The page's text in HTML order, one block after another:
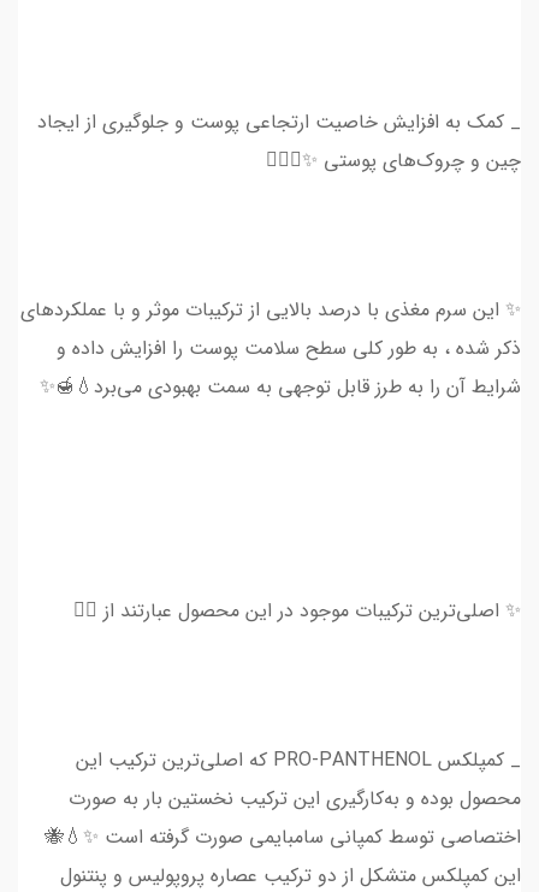
_ کمک به افزایش خاصیت‌ ارتجاعی پوست و جلوگیری از ایجاد
چین‌ و چروک‌های پوستی ✨💆🏻‍♀️
✨ این سرم مغذی با درصد بالایی از ترکیبات موثر و با عملکردهای
ذکر شده ، به طور کلی سطح سلامت پوست را افزایش داده و
شرایط آن را به طرز قابل توجهی به سمت بهبودی می‌برد💧🍯✨
✨ اصلی‌ترین ترکیبات موجود در این محصول عبارتند از 👇🏻
_ کمپلکس PRO-PANTHENOL که اصلی‌ترین ترکیب این
محصول بوده و به‌کارگیری این ترکیب نخستین بار به صورت
اختصاصی توسط کمپانی سامبایمی صورت گرفته است ✨💧🐝
این کمپلکس متشکل از دو ترکیب عصاره پروپولیس و پنتنول